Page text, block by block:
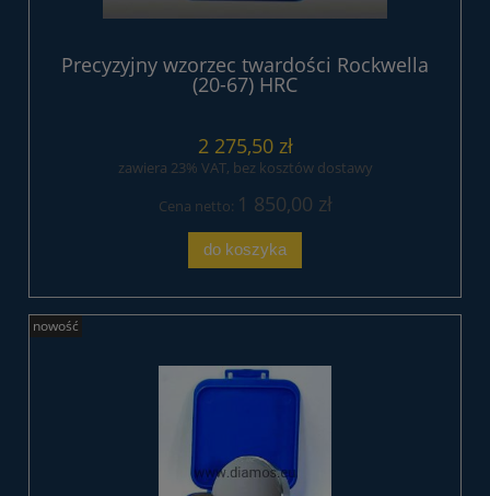
Precyzyjny wzorzec twardości Rockwella
(20-67) HRC
2 275,50 zł
zawiera 23% VAT, bez kosztów dostawy
Cena netto: 1 850,00 zł
do koszyka
nowość